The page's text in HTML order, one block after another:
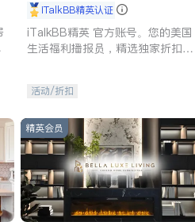
iTalkBB精英认证
iTalkBB精英 官方账号。您的美国
生活福利播报员，精选独家折扣、
活动/折扣
精英会员